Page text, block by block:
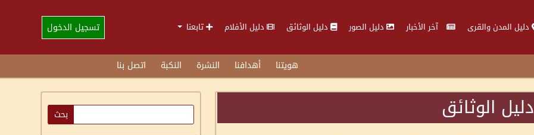
دليل المدن والقرى آخر الأخبار دليل الصور دليل الوثائق دليل الأفلام تابعنا تسجيل الدخول
هويتنا أهدافنا النشرة النكبة اتصل بنا
دليل الوثائق